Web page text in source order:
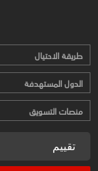
طريقة الاحتيال
الدول المستهدفة
منصات التسويق
تقييم